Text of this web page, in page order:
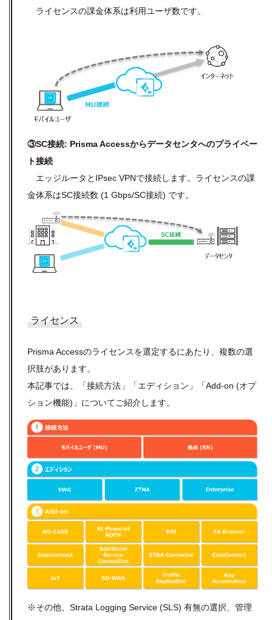
ライセンスの課金体系は利用ユーザ数です。
③SC接続: Prisma Accessからデータセンタへのプライベー
ト接続
エッジルータとIPsec VPNで接続します。ライセンスの課
金体系はSC接続数 (1 Gbps/SC接続) です。
ライセンス
Prisma Accessのライセンスを選定するにあたり、複数の選
択肢があります。
本記事では、「接続方法」「エディション」「Add-on (オプ
ション機能)」についてご紹介します。
※その他、Strata Logging Service (SLS) 有無の選択、管理